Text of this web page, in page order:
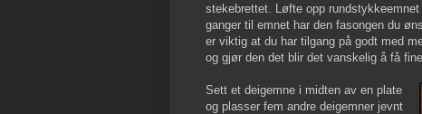
stekebrettet. Løfte opp
ganger til emnet har den fasongen du
er viktig at du har tilgang på godt med
og gjør den det blir det vanskelig å få
Sett et deigemne i midten av en plate
og plasser fem andre deigemner jevnt